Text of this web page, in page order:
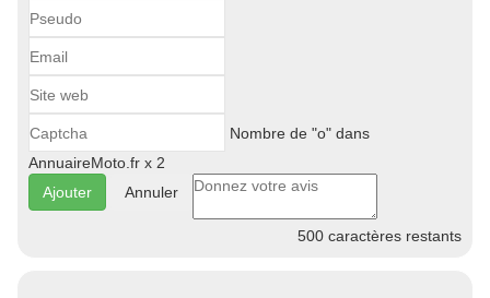
Nombre de "o" dans
AnnuaireMoto.fr x 2
Annuler
500 caractères restants